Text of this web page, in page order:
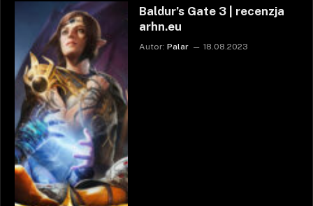
Baldur’s Gate 3 | recenzja
arhn.eu
Autor: Palar 18.08.2023